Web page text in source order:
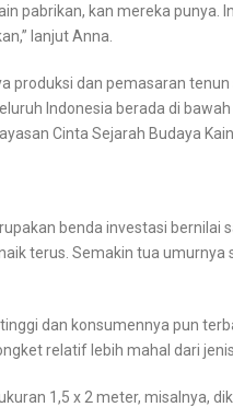
pabrikan, kan mereka punya.
lanjut Anna.
produksi dan pemasaran
Indonesia berada di
Cinta Sejarah Budaya
benda investasi bernilai
terus. Semakin tua
dan konsumennya pun
relatif lebih mahal dari
1,5 x 2 meter, misalnya,